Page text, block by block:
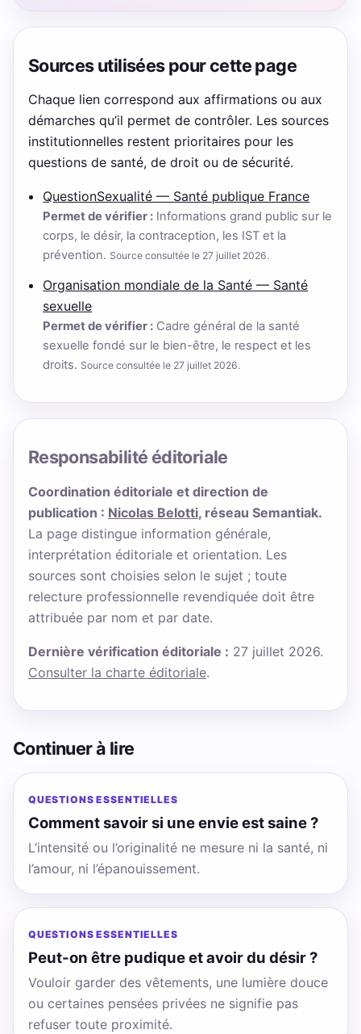
Sources utilisées pour cette page
Chaque lien correspond aux affirmations ou aux
démarches qu’il permet de contrôler. Les sources
institutionnelles restent prioritaires pour les
questions de santé, de droit ou de sécurité.
QuestionSexualité — Santé publique France
Permet de vérifier : Informations grand public sur le
corps, le désir, la contraception, les IST et la
prévention. Source consultée le 27 juillet 2026.
Organisation mondiale de la Santé — Santé
sexuelle
Permet de vérifier : Cadre général de la santé
sexuelle fondé sur le bien-être, le respect et les
droits. Source consultée le 27 juillet 2026.
Responsabilité éditoriale
Coordination éditoriale et direction de
publication : Nicolas Belotti, réseau Semantiak.
La page distingue information générale,
interprétation éditoriale et orientation. Les
sources sont choisies selon le sujet ; toute
relecture professionnelle revendiquée doit être
attribuée par nom et par date.
Dernière vérification éditoriale : 27 juillet 2026.
Consulter la charte éditoriale.
Continuer à lire
QUESTIONS ESSENTIELLES
Comment savoir si une envie est saine ?
L’intensité ou l’originalité ne mesure ni la santé, ni
l’amour, ni l’épanouissement.
QUESTIONS ESSENTIELLES
Peut-on être pudique et avoir du désir ?
Vouloir garder des vêtements, une lumière douce
ou certaines pensées privées ne signifie pas
refuser toute proximité.